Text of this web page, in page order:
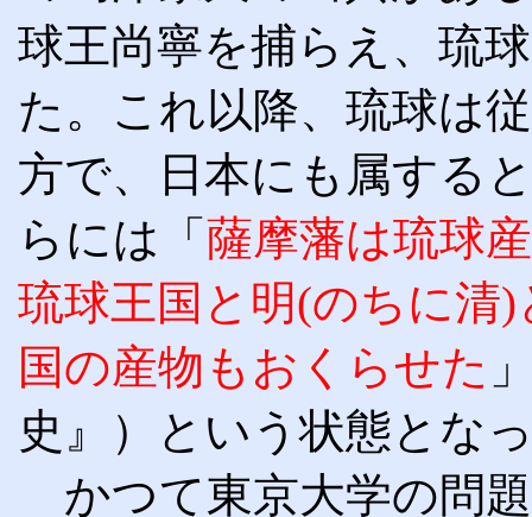
球王尚寧を捕らえ、琉
た。これ以降、琉球は
方で、日本にも属する
らには「 薩摩藩は琉球
琉球王国と明(のちに清
国の産物もおくらせた
史』）という状態とな
かつて東京大学の問